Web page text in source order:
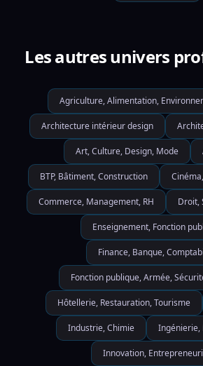
Les autres univers
Agriculture, Alimentation,
Architecture intérieur design
Art, Culture, Design, Mode
BTP, Bâtiment, Construction
Commerce, Management, RH Droit,
Enseignement, Fonction
Finance, Banque,
Fonction publique, Armée,
Hôtellerie, Restauration, Tourisme
Industrie, Chimie Ingénierie,
Innovation,